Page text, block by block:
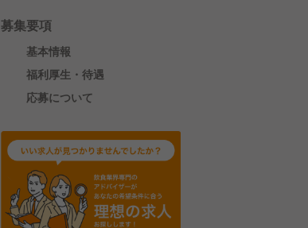
募集要項
基本情報
福利厚生・待遇
応募について